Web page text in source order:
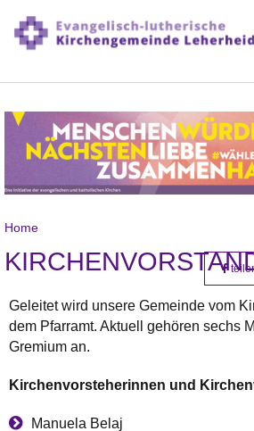
Home
Geleitet wird unsere Gemeinde vom
dem Pfarramt. Aktuell gehören sechs
Gremium an.
Kirchenvorsteherinnen und
Manuela Belaj